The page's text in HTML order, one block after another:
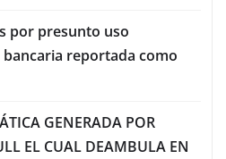
por presunto uso
reportada como
GENERADA POR
EL CUAL DEAMBULA EN